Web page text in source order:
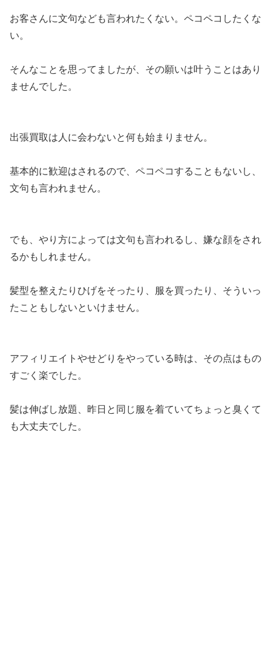
お客さんに文句なども言われたくない。ペコペコしたくな
い。
そんなことを思ってましたが、その願いは叶うことはあり
ませんでした。
出張買取は人に会わないと何も始まりません。
基本的に歓迎はされるので、ペコペコすることもないし、
文句も言われません。
でも、やり方によっては文句も言われるし、嫌な顔をされ
るかもしれません。
髪型を整えたりひげをそったり、服を買ったり、そういっ
たこともしないといけません。
アフィリエイトやせどりをやっている時は、その点はもの
すごく楽でした。
髪は伸ばし放題、昨日と同じ服を着ていてちょっと臭くて
も大丈夫でした。